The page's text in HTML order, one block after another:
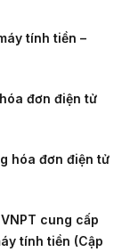
tính tiền –
đơn điện tử
hóa đơn điện tử
cung cấp
tính tiền (Cập